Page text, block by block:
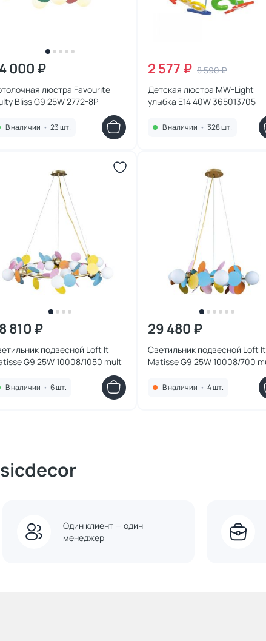
000 ₽
люстра Favourite
Bliss G9 25W 2772-8P
В наличии • 23 шт.
2 577 ₽ 8 590 ₽
Детская люстра MW-Light
улыбка E14 40W 365013705
В наличии • 328 шт.
810 ₽
подвесной Loft It
G9 25W 10008/1050 mult
В наличии • 6 шт.
29 480 ₽
Светильник подвесной Loft It
Matisse G9 25W 10008/700
В наличии • 4 шт.
Один клиент — один
менеджер